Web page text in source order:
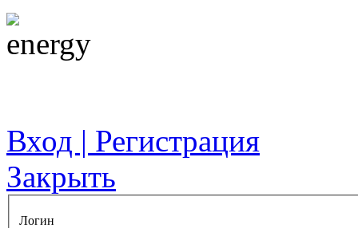
Вход | Регистрация
Закрыть
Логин